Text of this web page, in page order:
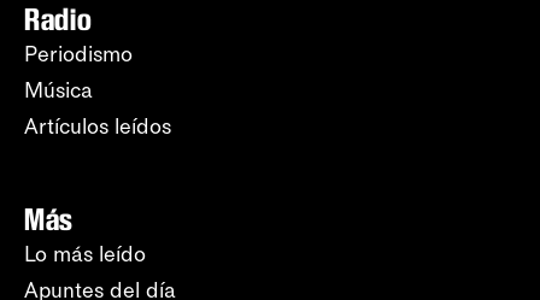
Radio
Periodismo
Música
Artículos leídos
Más
Lo más leído
Apuntes del día